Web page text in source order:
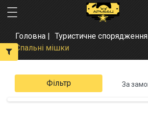
Головна
Туристичне спорядження
Спальні мішки
Фільтр